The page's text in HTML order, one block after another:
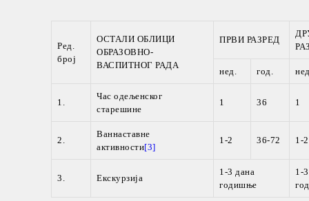
Ред.
број
ОСТАЛИ ОБЛИЦИ
ОБРАЗОВНО-
ВАСПИТНОГ РАДА
ПРВИ РАЗРЕД
нед. год.
1.
Час одељенског
старешине
1 36 1
2.
Ваннаставне
активности[3]
1-2 36-72 1-2
3. Екскурзија
1-3 дана
годишње
1-